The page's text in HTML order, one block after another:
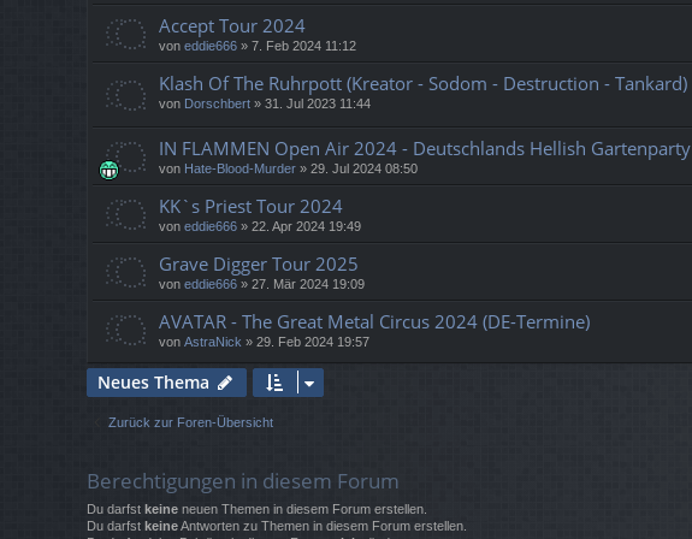
Accept Tour 2024
von eddie666 » 7. Feb 2024 11:12
Klash Of The Ruhrpott (Kreator - Sodom - Destruction - Tankard)
von Dorschbert » 31. Jul 2023 11:44
IN FLAMMEN Open Air 2024 - Deutschlands Hellish Gartenparty
von Hate-Blood-Murder » 29. Jul 2024 08:50
KK`s Priest Tour 2024
von eddie666 » 22. Apr 2024 19:49
Grave Digger Tour 2025
von eddie666 » 27. Mär 2024 19:09
AVATAR - The Great Metal Circus 2024 (DE-Termine)
von AstraNick » 29. Feb 2024 19:57
Neues Thema
Zurück zur Foren-Übersicht
Berechtigungen in diesem Forum
Du darfst keine neuen Themen in diesem Forum erstellen.
Du darfst keineAntworten zu Themen in diesem Forum erstellen.